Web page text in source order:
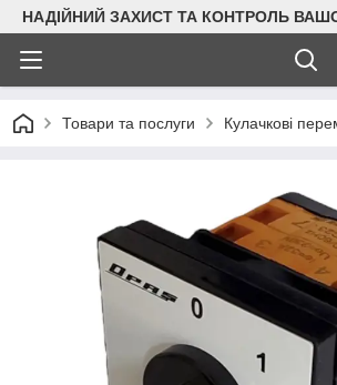
НАДІЙНИЙ ЗАХИСТ ТА КОНТРОЛЬ
Товари та послуги Кулачкові